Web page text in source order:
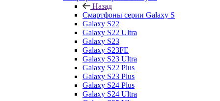
Назад
Смартфоны серии Galaxy S
Galaxy S22
Galaxy S22 Ultra
Galaxy S23
Galaxy S23FE
Galaxy S23 Ultra
Galaxy S22 Plus
Galaxy S23 Plus
Galaxy S24 Plus
Galaxy S24 Ultra